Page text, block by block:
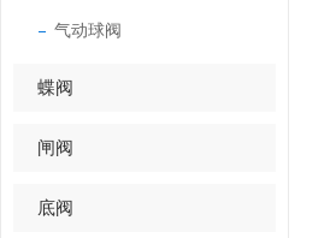
气动球阀
蝶阀
闸阀
底阀